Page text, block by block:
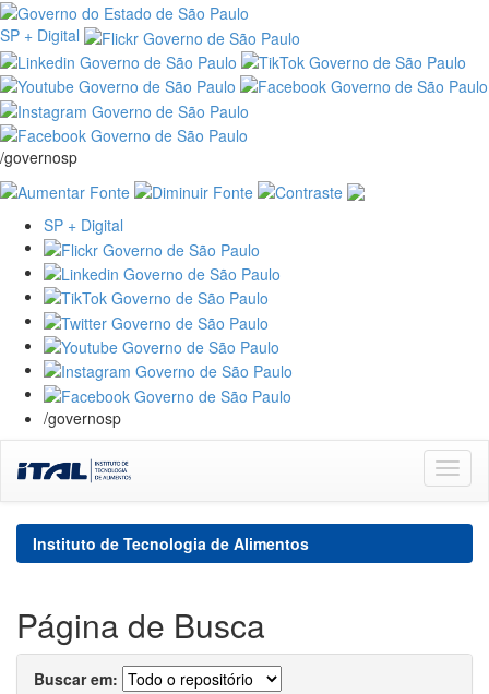
SP + Digital
/governosp
SP + Digital
/governosp
navigation
Instituto de Tecnologia de Alimentos
Página de Busca
Buscar em: